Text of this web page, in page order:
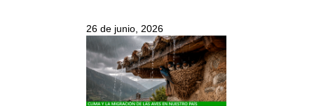
26 de junio, 2026